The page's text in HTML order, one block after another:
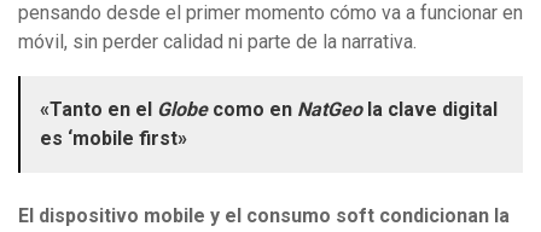
pensando desde el primer momento cómo va a funcionar en
móvil, sin perder calidad ni parte de la narrativa.
«Tanto en el Globecomo en NatGeola clave digital
es ‘mobile first»
El dispositivo mobile y el consumo soft condicionan la